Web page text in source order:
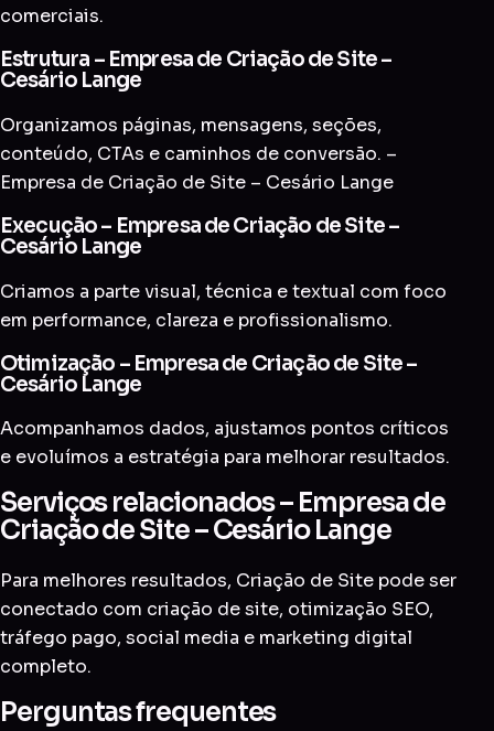
comerciais.
Estrutura – Empresa de Criação de Site –
Cesário Lange
Organizamos páginas, mensagens, seções,
conteúdo, CTAs e caminhos de conversão. –
Empresa de Criação de Site – Cesário Lange
Execução – Empresa de Criação de Site –
Cesário Lange
Criamos a parte visual, técnica e textual com foco
em performance, clareza e profissionalismo.
Otimização – Empresa de Criação de Site –
Cesário Lange
Acompanhamos dados, ajustamos pontos críticos
e evoluímos a estratégia para melhorar resultados.
Serviços relacionados – Empresa de
Criação de Site – Cesário Lange
Para melhores resultados, Criação de Site pode ser
conectado com criação de site, otimização SEO,
tráfego pago, social media e marketing digital
completo.
Perguntas frequentes